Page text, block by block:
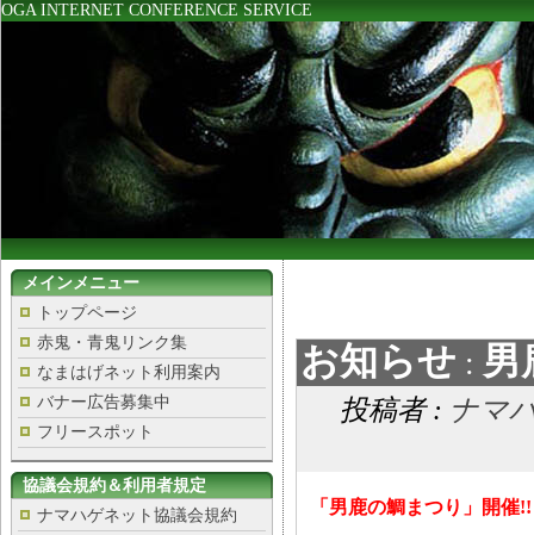
OGA INTERNET CONFERENCE SERVICE
メインメニュー
トップページ
赤鬼・青鬼リンク集
なまはげネット利用案内
バナー広告募集中
フリースポット
協議会規約＆利用者規定
ナマハゲネット協議会規約
お知らせ : 男
投稿者 : ナマ
「男鹿の鯛まつり」開催!!